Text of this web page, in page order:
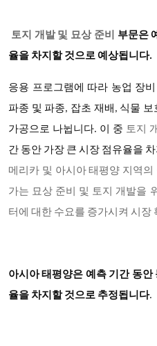
토지 개발 및 묘상 준비 부문은
율을 차지할 것으로 예상됩니다.
응용 프로그램에 따라 농업 장
파종 및 파종, 잡초 재배, 식물
가공으로 나뉩니다. 이 중 토지
간 동안 가장 큰 시장 점유율을
메리카 및 아시아 태평양 지역
가는 묘상 준비 및 토지 개발을
터에 대한 수요를 증가시켜 시장
아시아 태평양은 예측 기간 동
율을 차지할 것으로 추정됩니다.